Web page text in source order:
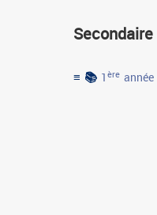
Secondaire
≡ 📚 1ère année